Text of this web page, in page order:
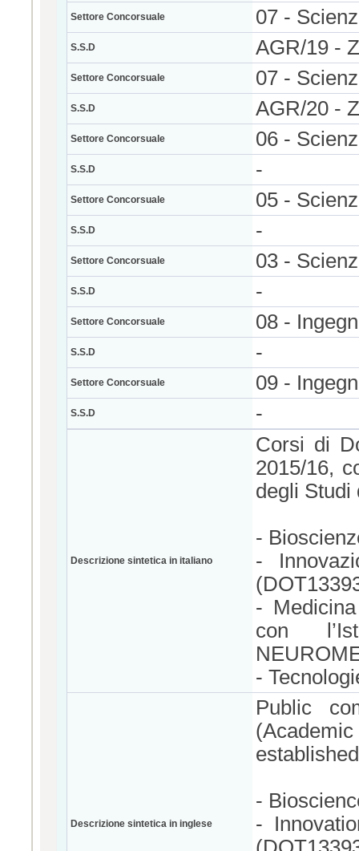
Settore Concorsuale 07 -
S.S.D AGR/19 -
Settore Concorsuale 07 -
S.S.D AGR/20 -
Settore Concorsuale 06 -
S.S.D -
Settore Concorsuale 05 -
S.S.D -
Settore Concorsuale 03 -
S.S.D -
Settore Concorsuale 08 -
S.S.D -
Settore Concorsuale 09 -
S.S.D -
Descrizione sintetica in italiano
Corsi di
2015/16,
degli Studi
-
-
-
con
-
Descrizione sintetica in inglese
Public
-
-